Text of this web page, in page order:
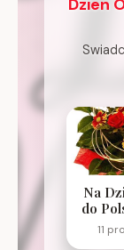
Dzien
Na
do
11